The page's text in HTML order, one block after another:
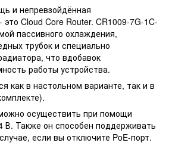
и непревзойдённая
Cloud Core Router. CR1009-7G-1C-
пассивного охлаждения,
трубок и специально
что вдобавок
работы устройства.
как в настольном варианте, так и в
осуществить при помощи
В. Также он способен поддерживать
если вы отключите PoE-порт.